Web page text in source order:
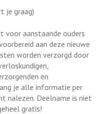
je graag)
voor aanstaande ouders
aan deze nieuwe
worden verzorgd door
en
je alle informatie per
nalezen. Deelname is niet
gratis!